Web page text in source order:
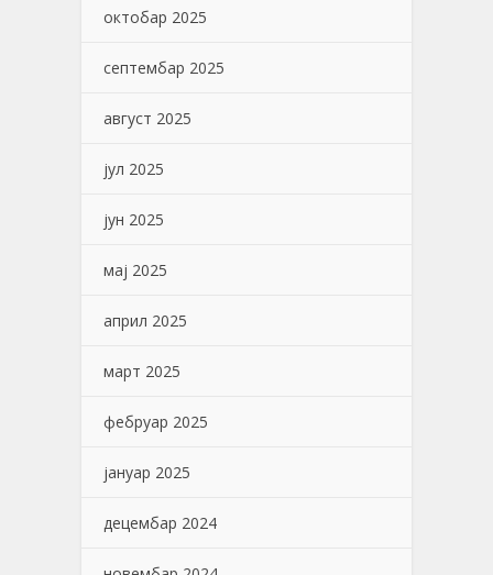
октобар 2025
септембар 2025
август 2025
јул 2025
јун 2025
мај 2025
април 2025
март 2025
фебруар 2025
јануар 2025
децембар 2024